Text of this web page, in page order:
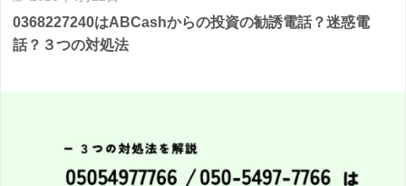
0368227240はABCashからの投資の勧誘電話？迷惑電
話？３つの対処法